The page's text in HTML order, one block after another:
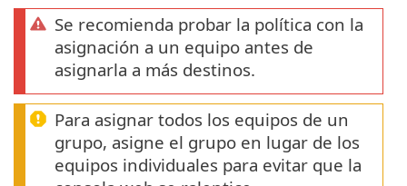
Se recomienda probar la política con la
asignación a un equipo antes de
asignarla a más destinos.
Para asignar todos los equipos de un
grupo, asigne el grupo en lugar de los
equipos individuales para evitar que la